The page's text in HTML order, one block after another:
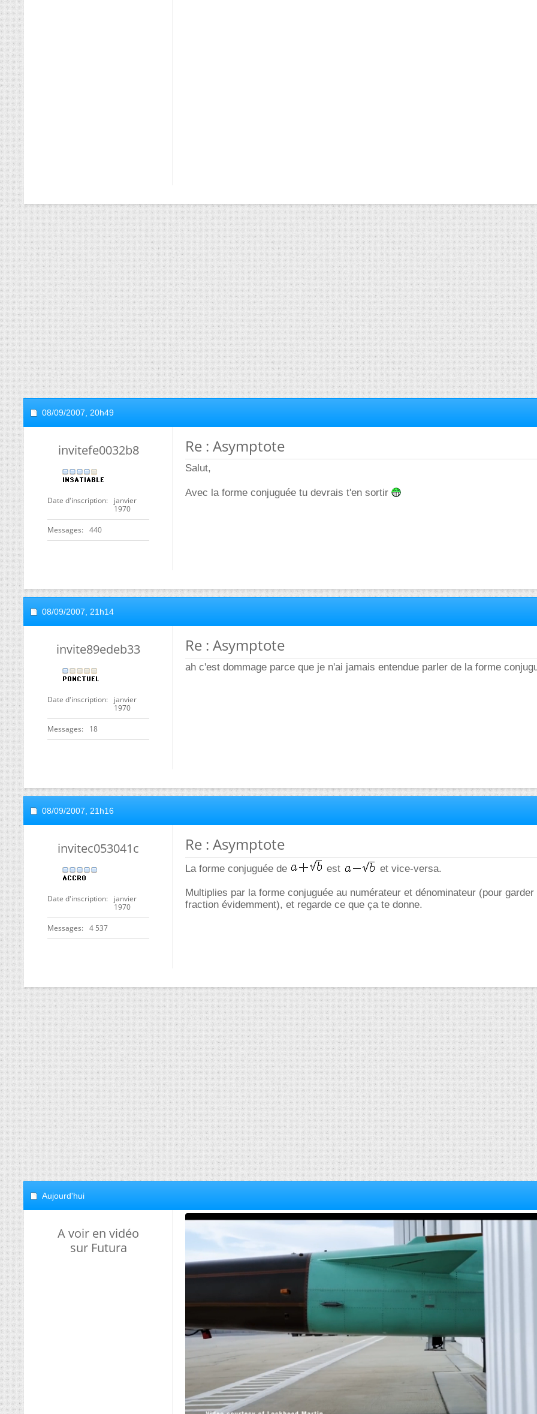
08/09/2007, 20h49
invitefe0032b8
Date d'inscription
janvier
1970
Messages 440
Re : Asymptote
Salut,
Avec la forme conjuguée tu devrais t'en sortir
08/09/2007, 21h14
invite89edeb33
Date d'inscription
janvier
1970
Messages 18
Re : Asymptote
ah c'est dommage parce que je n'ai jamais entendue parler de la forme
08/09/2007, 21h16
invitec053041c
Date d'inscription
janvier
1970
Messages 4 537
Re : Asymptote
La forme conjuguée de est et vice-versa.
Multiplies par la forme conjuguée au numérateur et dénominateur (pour garder
fraction évidemment), et regarde ce que ça te donne.
Aujourd'hui
A voir en vidéo
sur Futura